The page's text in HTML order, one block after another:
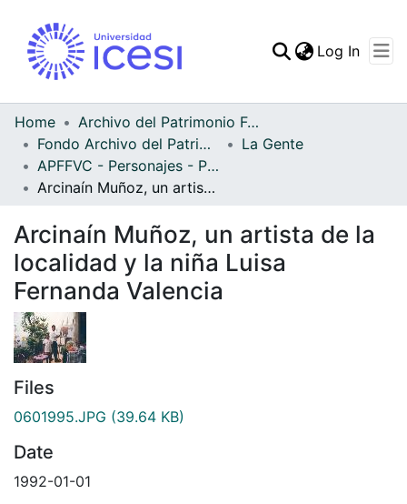
Statistics
Log In
Home
Archivo del Patrimonio Fotográfico y Fílmico del Valle del Cauca
Fondo Archivo del Patrimonio Fotográfico y Fílmico del Valle del Cauca
La Gente
APFFVC - Personajes - Patrimonial
Arcinaín Muñoz, un artista de la localidad y la niña Luisa Fernanda Valencia
Arcinaín Muñoz, un artista de la
localidad y la niña Luisa
Fernanda Valencia
Files
0601995.JPG (39.64 KB)
Date
1992-01-01